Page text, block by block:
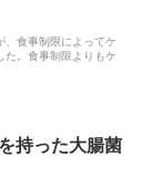
、食事制限によってケ
た。食事制限よりもケ
持った大腸菌